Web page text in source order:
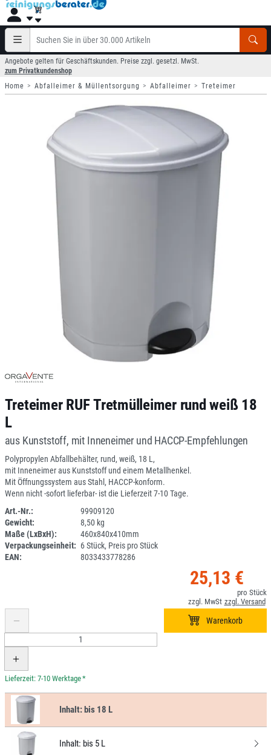
Angebote gelten für Geschäftskunden. Preise zzgl. gesetzl. MwSt.
zum Privatkundenshop
Home
Abfalleimer & Müllentsorgung Abfalleimer Treteimer
Treteimer RUF Tretmülleimer rund weiß 18
L
aus Kunststoff, mit Inneneimer und HACCP-Empfehlungen
Polypropylen Abfallbehälter, rund, weiß, 18 L,
mit Inneneimer aus Kunststoff und einem Metallhenkel.
Mit Öffnungssystem aus Stahl, HACCP-konform.
Wenn nicht -sofort lieferbar- ist die Lieferzeit 7-10 Tage.
Art.-Nr.:
99909120
Gewicht:
8,50 kg
Maße (LxBxH):
460x840x410mm
Verpackungseinheit: 6 Stück, Preis pro Stück
EAN:
8033433778286
25,13 €
*
Inhalt:bis 18 L
Inhalt: bis 5 L